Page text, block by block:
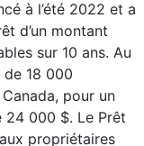
à l’été 2022 et a
d’un montant
sur 10 ans. Au
18 000
pour un
24 000 $. Le Prêt
propriétaires